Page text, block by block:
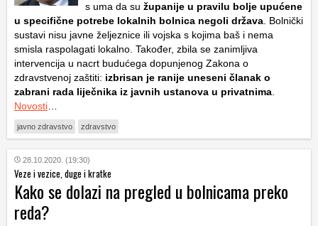
s uma da su županije u pravilu bolje upućene
u specifične potrebe lokalnih bolnica negoli država . Bolnički
sustavi nisu javne željeznice ili vojska s kojima baš i nema
smisla raspolagati lokalno. Također, zbila se zanimljiva
intervencija u nacrt budućega dopunjenog Zakona o
zdravstvenoj zaštiti: izbrisan je ranije uneseni članak o
zabrani rada liječnika iz javnih ustanova u privatnima
Novosti
javno zdravstvo zdravstvo
28.10.2020. (19:30)
Veze i vezice, duge i kratke
Kako se dolazi na pregled u bolnicama preko
reda?